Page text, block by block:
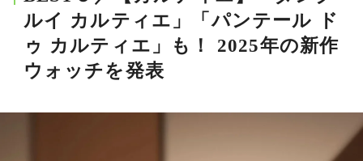
MAGAZINE
2026年9月号
ルイ カルティエ」「パンテール ド
ゥ カルティエ」も！ 2025年の新作
ウォッチを発表